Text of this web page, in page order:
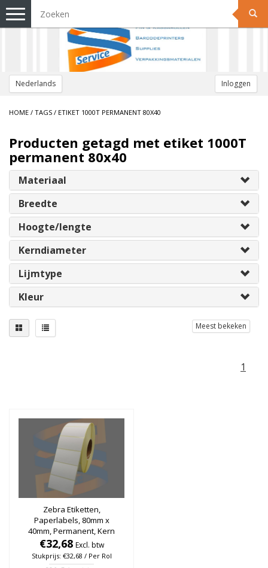
Nederlands Inloggen
Toggle
navigation
HOME / TAGS / ETIKET 1000T PERMANENT 80X40
Producten getagd met etiket 1000T
permanent 80x40
Materiaal
Breedte
Hoogte/lengte
Kerndiameter
Lijmtype
Kleur
Meest bekeken
1
Zebra Etiketten,
Paperlabels, 80mm x
40mm, Permanent, Kern
76mm, rol à 4.000 stuks
€32,68 Excl. btw
Stukprijs: €32,68 / Per Rol